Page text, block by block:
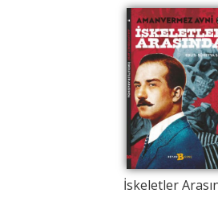
İskeletler